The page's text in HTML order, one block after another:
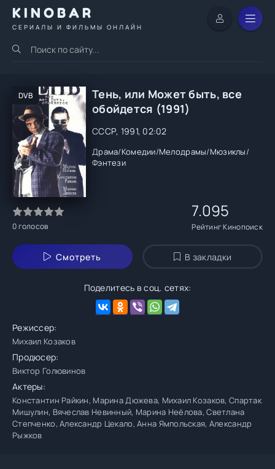
KINOBAR
СЕРИАЛЫ И ФИЛЬМЫ ОНЛАЙН
DVB
Тень, или Может быть, все
обойдется (1991)
СССР, 1991, 02:02
Драма/Комедии/Мелодрамы/Мюзиклы/
Фэнтези
0голосов
7.095
Рейтинг Кинопоиск
Смотреть В закладки
Поделитесь в соц. сетях:
Режиссер:
Михаил Козаков
Продюсер:
Виктор Голювинов
Актеры:
Константин Райкин, Марина Дюжева, Михаил Козаков, Спартак
Мишулин, Вячеслав Невинный, Марина Неёлова, Светлана
Степченко, Александр Цекало, Анна Ямпольская, Александр
Рыжков